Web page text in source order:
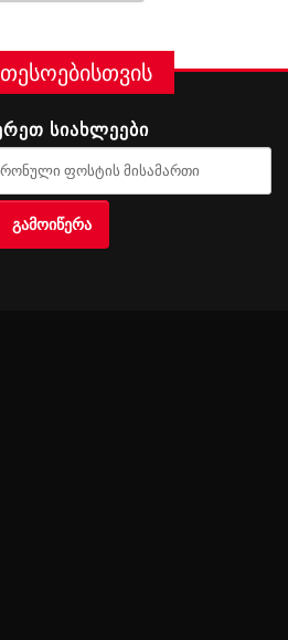
ᲡᲘᲐᲮᲚᲔᲔᲑᲘ
ᲒᲐᲛᲝᲘᲬᲔᲠᲐ